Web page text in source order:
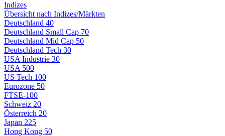
Indizes
Übersicht nach Indizes/Märkten
Deutschland 40
Deutschland Small Cap 70
Deutschland Mid Cap 50
Deutschland Tech 30
USA Industrie 30
USA 500
US Tech 100
Eurozone 50
FTSE-100
Schweiz 20
Österreich 20
Japan 225
Hong Kong 50